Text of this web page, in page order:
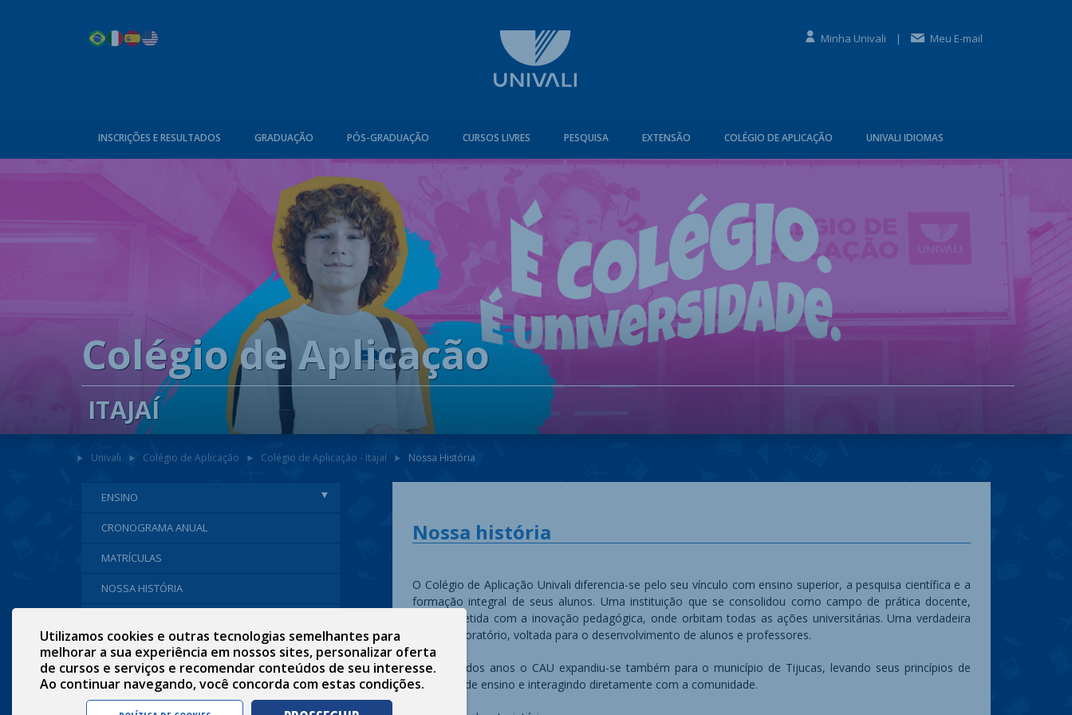
Minha Univali | Meu E-mail
INSCRIÇÕES E RESULTADOS GRADUAÇÃO PÓS-GRADUAÇÃO CURSOS LIVRES PESQUISA EXTENSÃO COLÉGIO DE APLICAÇÃO UNIVALI IDIOMAS
Colégio de Aplicação
ITAJAÍ
Univali Colégio de Aplicação Colégio de Aplicação - Itajaí Nossa História
ENSINO
CRONOGRAMA ANUAL
MATRÍCULAS
NOSSA HISTÓRIA
EQUIPE CAU
LOCALIZAÇÃO E CONTATO
BOLETIM DIGITAL
Nossa história
O Colégio de Aplicação Univali diferencia-se pelo seu vínculo com ensino superior, a pesquisa científica e a
formação integral de seus alunos. Uma instituição que se consolidou como campo de prática docente,
comprometida com a inovação pedagógica, onde orbitam todas as ações universitárias. Uma verdadeira
escola-laboratório, voltada para o desenvolvimento de alunos e professores.
Ao longo dos anos o CAU expandiu-se também para o município de Tijucas, levando seus princípios de
qualidade de ensino e interagindo diretamente com a comunidade.
Utilizamos cookies e outras tecnologias semelhantes para
melhorar a sua experiência em nossos sites, personalizar oferta
de cursos e serviços e recomendar conteúdos de seu interesse.
Ao continuar navegando, você concorda com estas condições.